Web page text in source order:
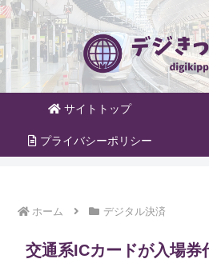
サイトトップ
プライバシーポリシー
ホーム デジタル決済
交通系ICカードが入場券